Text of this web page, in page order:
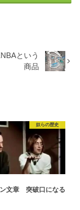
という
商品
奴らの歴史
文章 突破口になる